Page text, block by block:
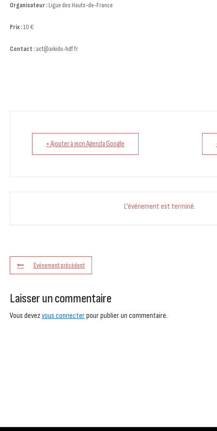
Organisateur :Ligue des Hauts-de-France
Prix :10 €
Contact :act@aikido-hdf.fr
+ Ajouter à mon Agenda Google
L'événement est terminé.
Événement précédent
Laisser un commentaire
Vous devezvous connecterpour publier un commentaire.